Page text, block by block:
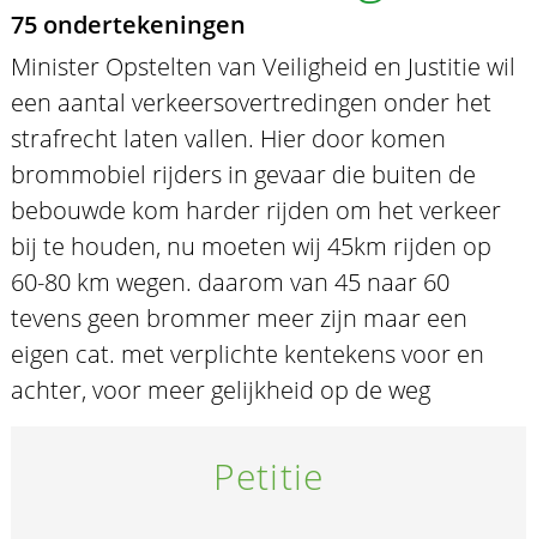
75 ondertekeningen
Minister Opstelten van Veiligheid en Justitie wil
een aantal verkeersovertredingen onder het
strafrecht laten vallen. Hier door komen
brommobiel rijders in gevaar die buiten de
bebouwde kom harder rijden om het verkeer
bij te houden, nu moeten wij 45km rijden op
60-80 km wegen. daarom van 45 naar 60
tevens geen brommer meer zijn maar een
eigen cat. met verplichte kentekens voor en
achter, voor meer gelijkheid op de weg
Petitie